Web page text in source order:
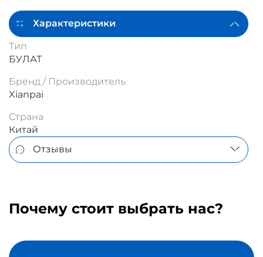
Характеристики
Тип
БУЛАТ
Бренд / Производитель
Xianpai
Страна
Китай
Отзывы
Почему стоит выбрать нас?